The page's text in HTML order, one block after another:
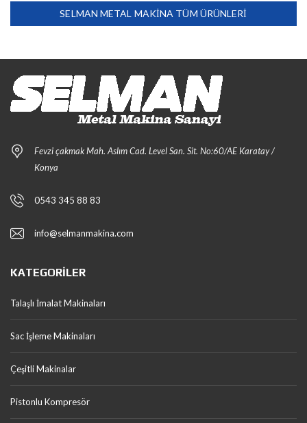
SELMAN METAL MAKİNA TÜM ÜRÜNLERI
Fevzi çakmak Mah. Aslım Cad. Level San. Sit. No:60/AE Karatay /
Konya
0543 345 88 83
info@selmanmakina.com
KATEGORILER
Talaşlı İmalat Makinaları
Sac İşleme Makinaları
Çeşitli Makinalar
Pistonlu Kompresör